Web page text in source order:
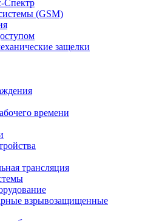
(GSM)
защелки
времени
трансляция
взрывозащищенные